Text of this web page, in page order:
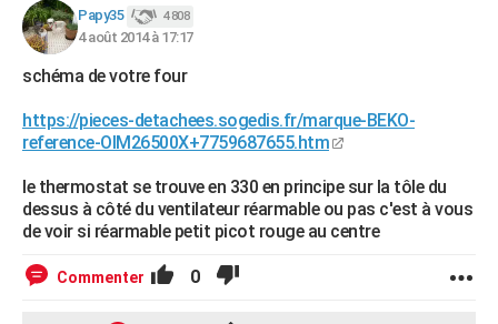
Papy35 4 808
4 août 2014 à 17:17
schéma de votre four
https://pieces-detachees.sogedis.fr/marque-BEKO-
reference-OIM26500X+7759687655.htm
le thermostat se trouve en 330 en principe sur la tôle du
dessus à côté du ventilateur réarmable ou pas c'est à vous
de voir si réarmable petit picot rouge au centre
Commenter 0